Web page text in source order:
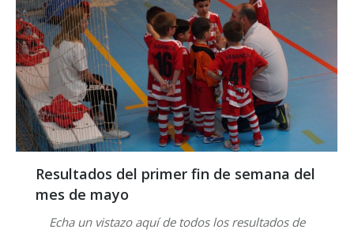
Resultados del primer fin de semana del
mes de mayo
Echa un vistazo aquí de todos los resultados de